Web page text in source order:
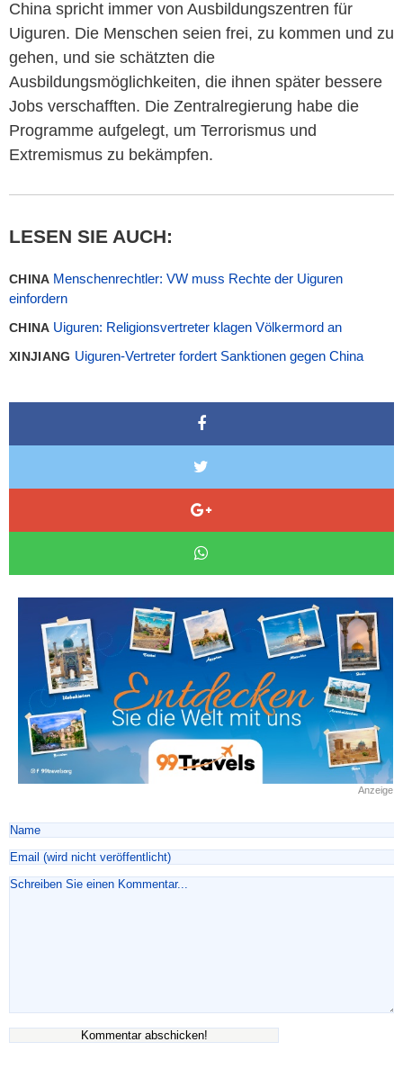
China spricht immer von Ausbildungszentren für
Uiguren. Die Menschen seien frei, zu kommen und zu
gehen, und sie schätzten die
Ausbildungsmöglichkeiten, die ihnen später bessere
Jobs verschafften. Die Zentralregierung habe die
Programme aufgelegt, um Terrorismus und
Extremismus zu bekämpfen.
LESEN SIE AUCH:
CHINA Menschenrechtler: VW muss Rechte der Uiguren
einfordern
CHINA Uiguren: Religionsvertreter klagen Völkermord an
XINJIANG Uiguren-Vertreter fordert Sanktionen gegen China
Anzeige